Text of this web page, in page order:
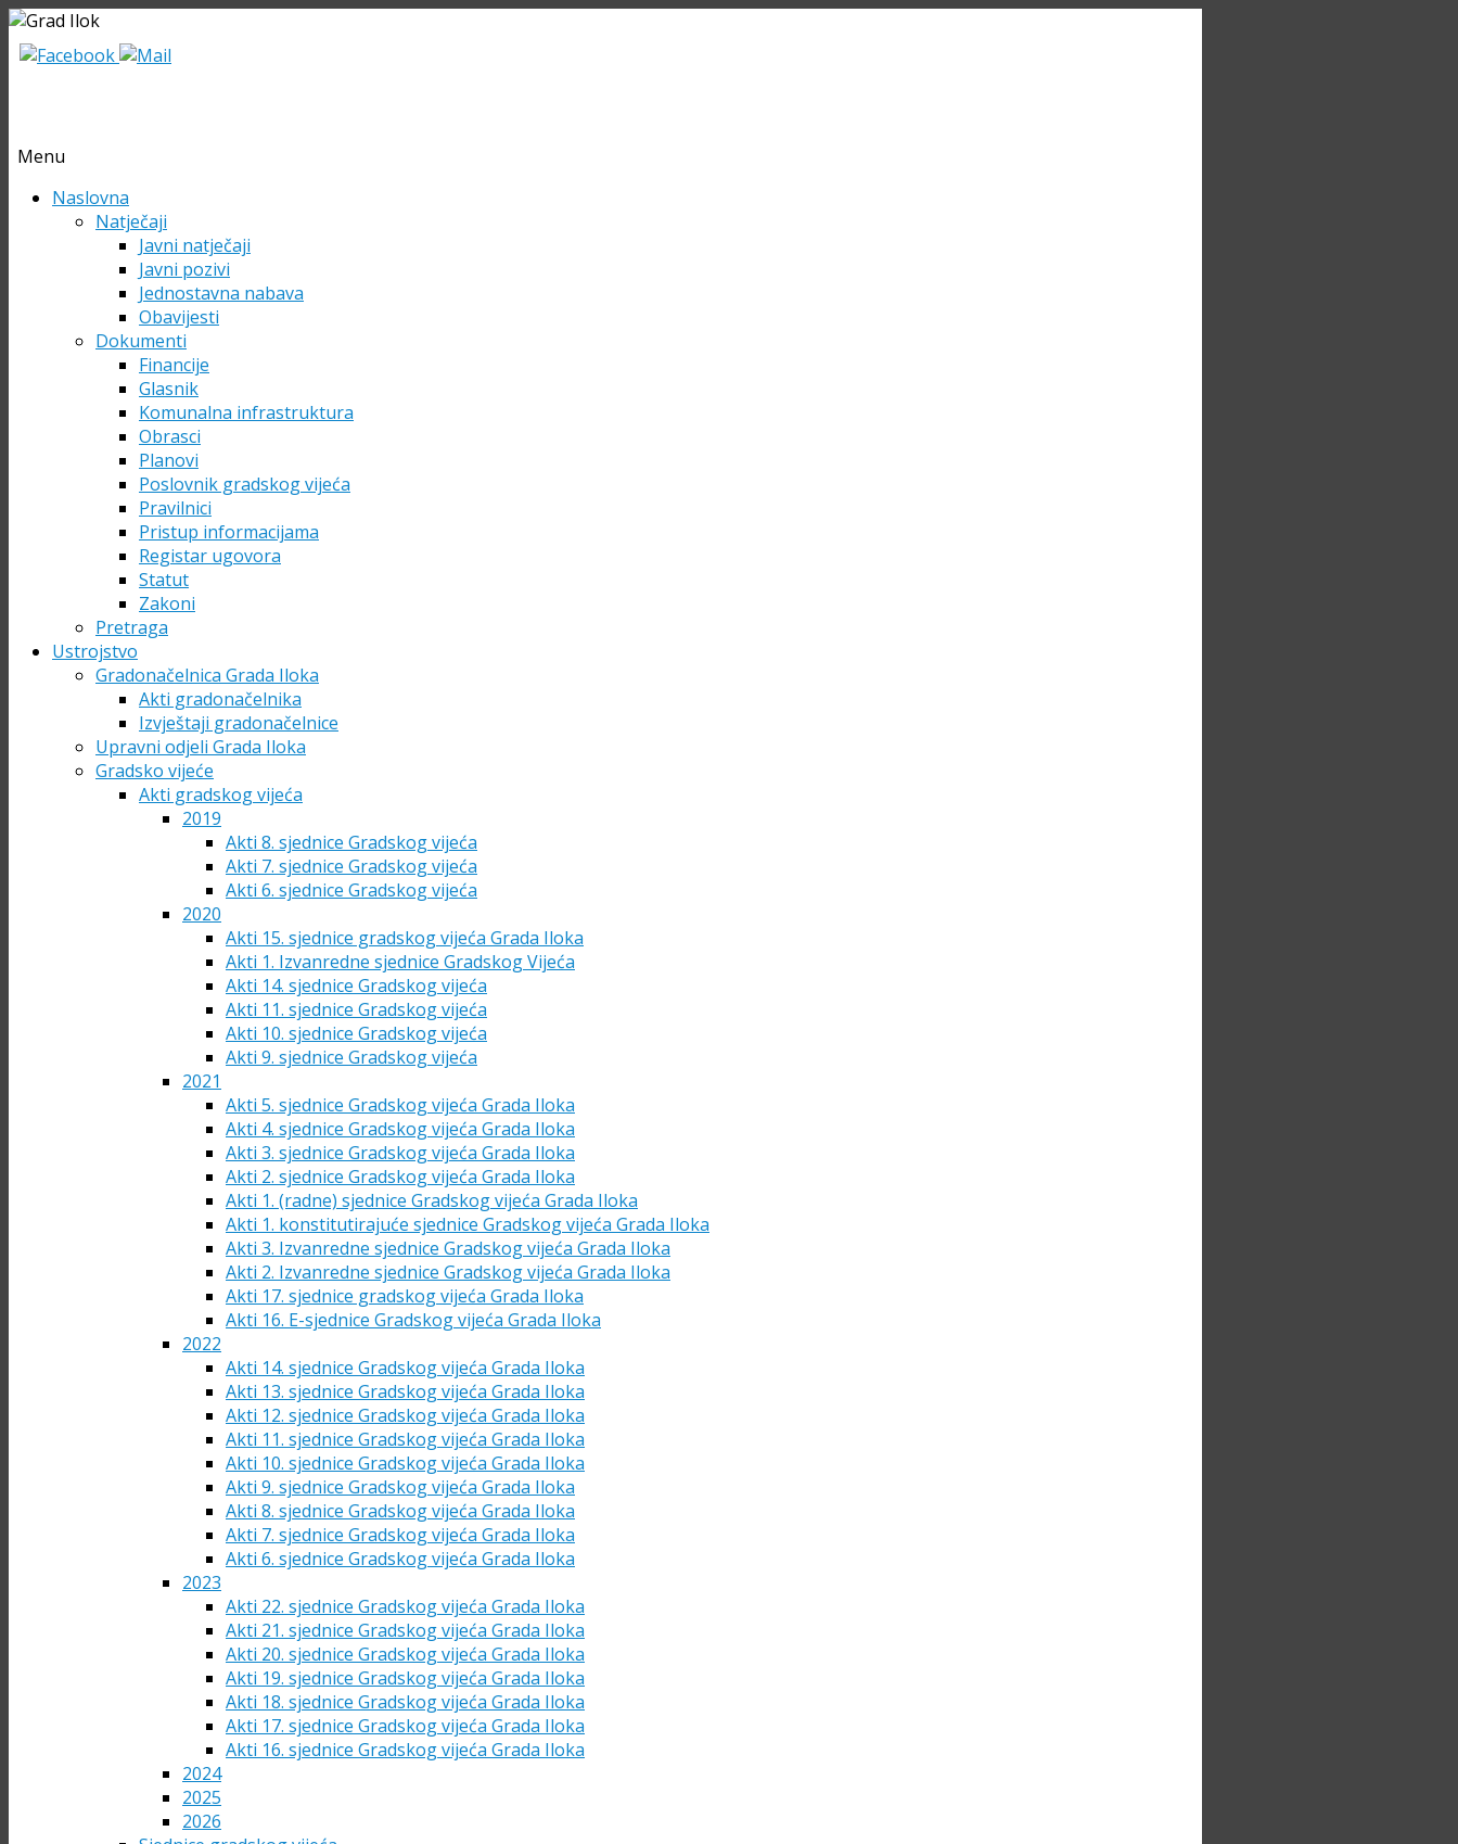
Menu
Skip Naslovna
Natječaji
Javni natječaji
Javni pozivi
Jednostavna nabava
Obavijesti
Dokumenti
Financije
Glasnik
Komunalna infrastruktura
Obrasci
Planovi
Poslovnik gradskog vijeća
Pravilnici
Pristup informacijama
Registar ugovora
Statut
Zakoni
Pretraga
Ustrojstvo
Gradonačelnica Grada Iloka
Akti gradonačelnika
Izvještaji gradonačelnice
Upravni odjeli Grada Iloka
Gradsko vijeće
Akti gradskog vijeća
2019
Akti 8. sjednice Gradskog vijeća
Akti 7. sjednice Gradskog vijeća
Akti 6. sjednice Gradskog vijeća
2020
Akti 15. sjednice gradskog vijeća Grada Iloka
Akti 1. Izvanredne sjednice Gradskog Vijeća
Akti 14. sjednice Gradskog vijeća
Akti 11. sjednice Gradskog vijeća
Akti 10. sjednice Gradskog vijeća
Akti 9. sjednice Gradskog vijeća
2021
Akti 5. sjednice Gradskog vijeća Grada Iloka
Akti 4. sjednice Gradskog vijeća Grada Iloka
Akti 3. sjednice Gradskog vijeća Grada Iloka
Akti 2. sjednice Gradskog vijeća Grada Iloka
Akti 1. (radne) sjednice Gradskog vijeća Grada Iloka
Akti 1. konstitutirajuće sjednice Gradskog vijeća Grada Iloka
Akti 3. Izvanredne sjednice Gradskog vijeća Grada Iloka
Akti 2. Izvanredne sjednice Gradskog vijeća Grada Iloka
Akti 17. sjednice gradskog vijeća Grada Iloka
Akti 16. E-sjednice Gradskog vijeća Grada Iloka
2022
Akti 14. sjednice Gradskog vijeća Grada Iloka
Akti 13. sjednice Gradskog vijeća Grada Iloka
Akti 12. sjednice Gradskog vijeća Grada Iloka
Akti 11. sjednice Gradskog vijeća Grada Iloka
Akti 10. sjednice Gradskog vijeća Grada Iloka
Akti 9. sjednice Gradskog vijeća Grada Iloka
Akti 8. sjednice Gradskog vijeća Grada Iloka
Akti 7. sjednice Gradskog vijeća Grada Iloka
Akti 6. sjednice Gradskog vijeća Grada Iloka
2023
Akti 22. sjednice Gradskog vijeća Grada Iloka
Akti 21. sjednice Gradskog vijeća Grada Iloka
Akti 20. sjednice Gradskog vijeća Grada Iloka
Akti 19. sjednice Gradskog vijeća Grada Iloka
Akti 18. sjednice Gradskog vijeća Grada Iloka
Akti 17. sjednice Gradskog vijeća Grada Iloka
Akti 16. sjednice Gradskog vijeća Grada Iloka
2024
2025
2026